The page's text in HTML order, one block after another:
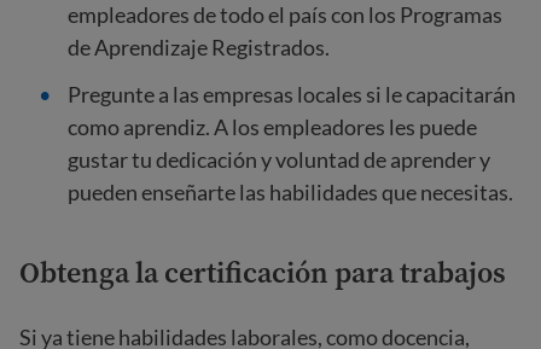
empleadores de todo el país con los Programas
de Aprendizaje Registrados.
Pregunte a las empresas locales si le capacitarán
como aprendiz. A los empleadores les puede
gustar tu dedicación y voluntad de aprender y
pueden enseñarte las habilidades que necesitas.
Obtenga la certificación para trabajos
Si ya tiene habilidades laborales, como docencia,